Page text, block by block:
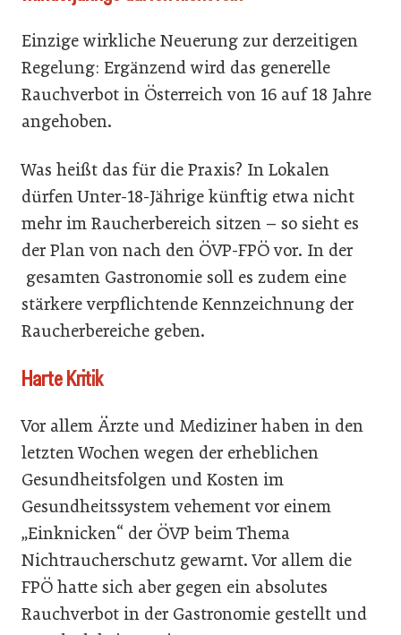
Einzige wirkliche Neuerung zur derzeitigen
Regelung: Ergänzend wird das generelle
Rauchverbot in Österreich von 16 auf 18 Jahre
angehoben.
Was heißt das für die Praxis? In Lokalen
dürfen Unter-18-Jährige künftig etwa nicht
mehr im Raucherbereich sitzen – so sieht es
der Plan von nach den ÖVP-FPÖ vor. In der
gesamten Gastronomie soll es zudem eine
stärkere verpflichtende Kennzeichnung der
Raucherbereiche geben.
Harte Kritik
Vor allem Ärzte und Mediziner haben in den
letzten Wochen wegen der erheblichen
Gesundheitsfolgen und Kosten im
Gesundheitssystem vehement vor einem
„Einknicken“ der ÖVP beim Thema
Nichtraucherschutz gewarnt. Vor allem die
FPÖ hatte sich aber gegen ein absolutes
Rauchverbot in der Gastronomie gestellt und